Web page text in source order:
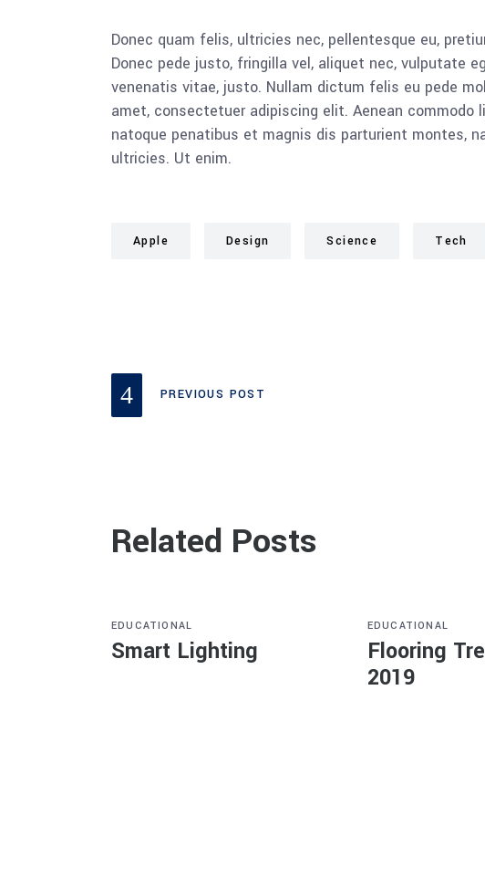
Donec quam felis, ultricies nec, pellentesque eu,
Donec pede justo, fringilla vel, aliquet nec, vulputate
venenatis vitae, justo. Nullam dictum felis eu pede
amet, consectetuer adipiscing elit. Aenean commodo
natoque penatibus et magnis dis parturient montes,
ultricies. Ut enim.
Apple Design Science Tech
PREVIOUS POST
Related Posts
EDUCATIONAL
Smart Lighting
EDUCATIONAL
Flooring
2019